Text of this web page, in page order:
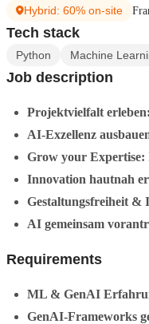
Hybrid: 60% on-site
Tech stack
Python Machine
Job description
Projektvielfalt erleben:
AI-Exzellenz
Grow your Expertise:
Innovation hautnah
Gestaltungsfreiheit &
AI gemeinsam
Requirements
ML & GenAI
GenAI-Frameworks